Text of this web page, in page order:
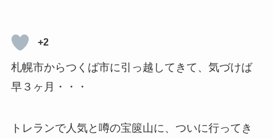
+2
札幌市からつくば市に引っ越してきて、気づけば
早３ヶ月・・・
トレランで人気と噂の宝篋山に、ついに行ってき